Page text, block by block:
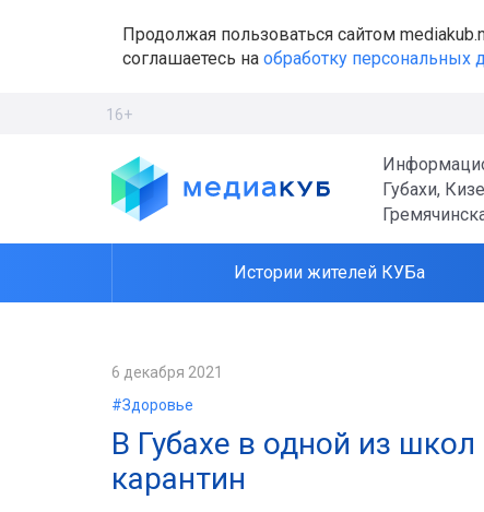
Продолжая пользоваться сайтом
соглашаетесь на обработку персональных
16+
Губахи,
Истории жителей КУБа
6 декабря 2021
#Здоровье
В Губахе в одной из
карантин